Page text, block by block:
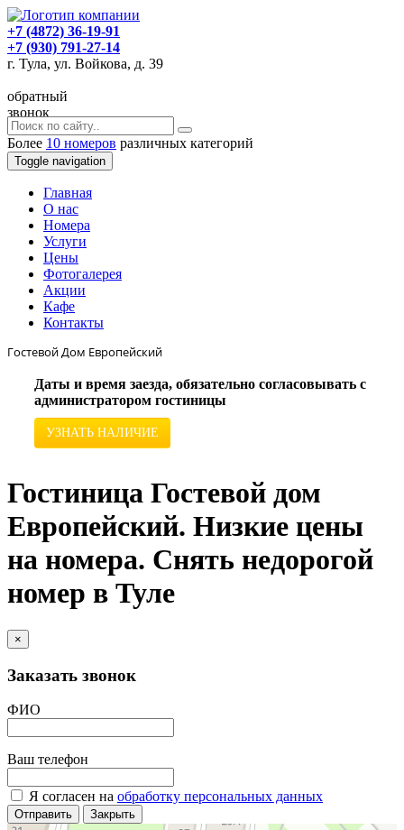
+7 (4872) 36-19-91
+7 (930) 791-27-14
г. Тула, ул. Войкова, д. 39
обратный
звонок
Более 10 номеров различных категорий
Toggle navigation
Главная
O нас
Номера
Услуги
Цены
Фотогалерея
Акции
Кафе
Контакты
Гостевой Дом Европейский
Даты и время заезда, обязательно согласовывать с
администратором гостиницы
УЗНАТЬ НАЛИЧИЕ
Гостиница Гостевой дом
Европейский. Низкие цены
на номера. Снять недорогой
номер в Туле
×
Заказать звонок
ФИО
Ваш телефон
Я согласен на обработку персональных данных
Отправить Закрыть